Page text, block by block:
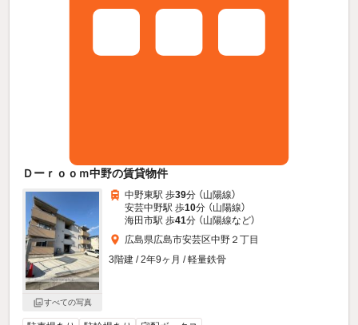
Ｄーｒｏｏｍ中野の賃貸物件
すべての写真
中野東駅 歩39分 （山陽線）
安芸中野駅 歩10分 （山陽線）
海田市駅 歩41分 （山陽線など）
広島県広島市安芸区中野２丁目
3階建 / 2年9ヶ月 / 軽量鉄骨